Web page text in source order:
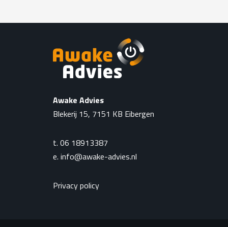
Awake Advies
Blekerij 15, 7151 KB Eibergen
t. 06 18913387
e. info@awake-advies.nl
Privacy policy